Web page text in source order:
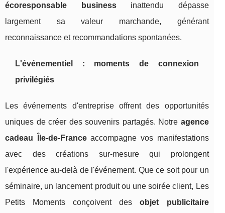
écoresponsable businessinattendu dépasse
largement sa valeur marchande, générant
reconnaissance et recommandations spontanées.
L'événementiel : moments de connexion
privilégiés
Les événements d'entreprise offrent des opportunités
uniques de créer des souvenirs partagés. Notre agence
cadeau Île-de-Franceaccompagne vos manifestations
avec des créations sur-mesure qui prolongent
l'expérience au-delà de l'événement. Que ce soit pour un
séminaire, un lancement produit ou une soirée client, Les
Petits Moments conçoivent desobjet publicitaire